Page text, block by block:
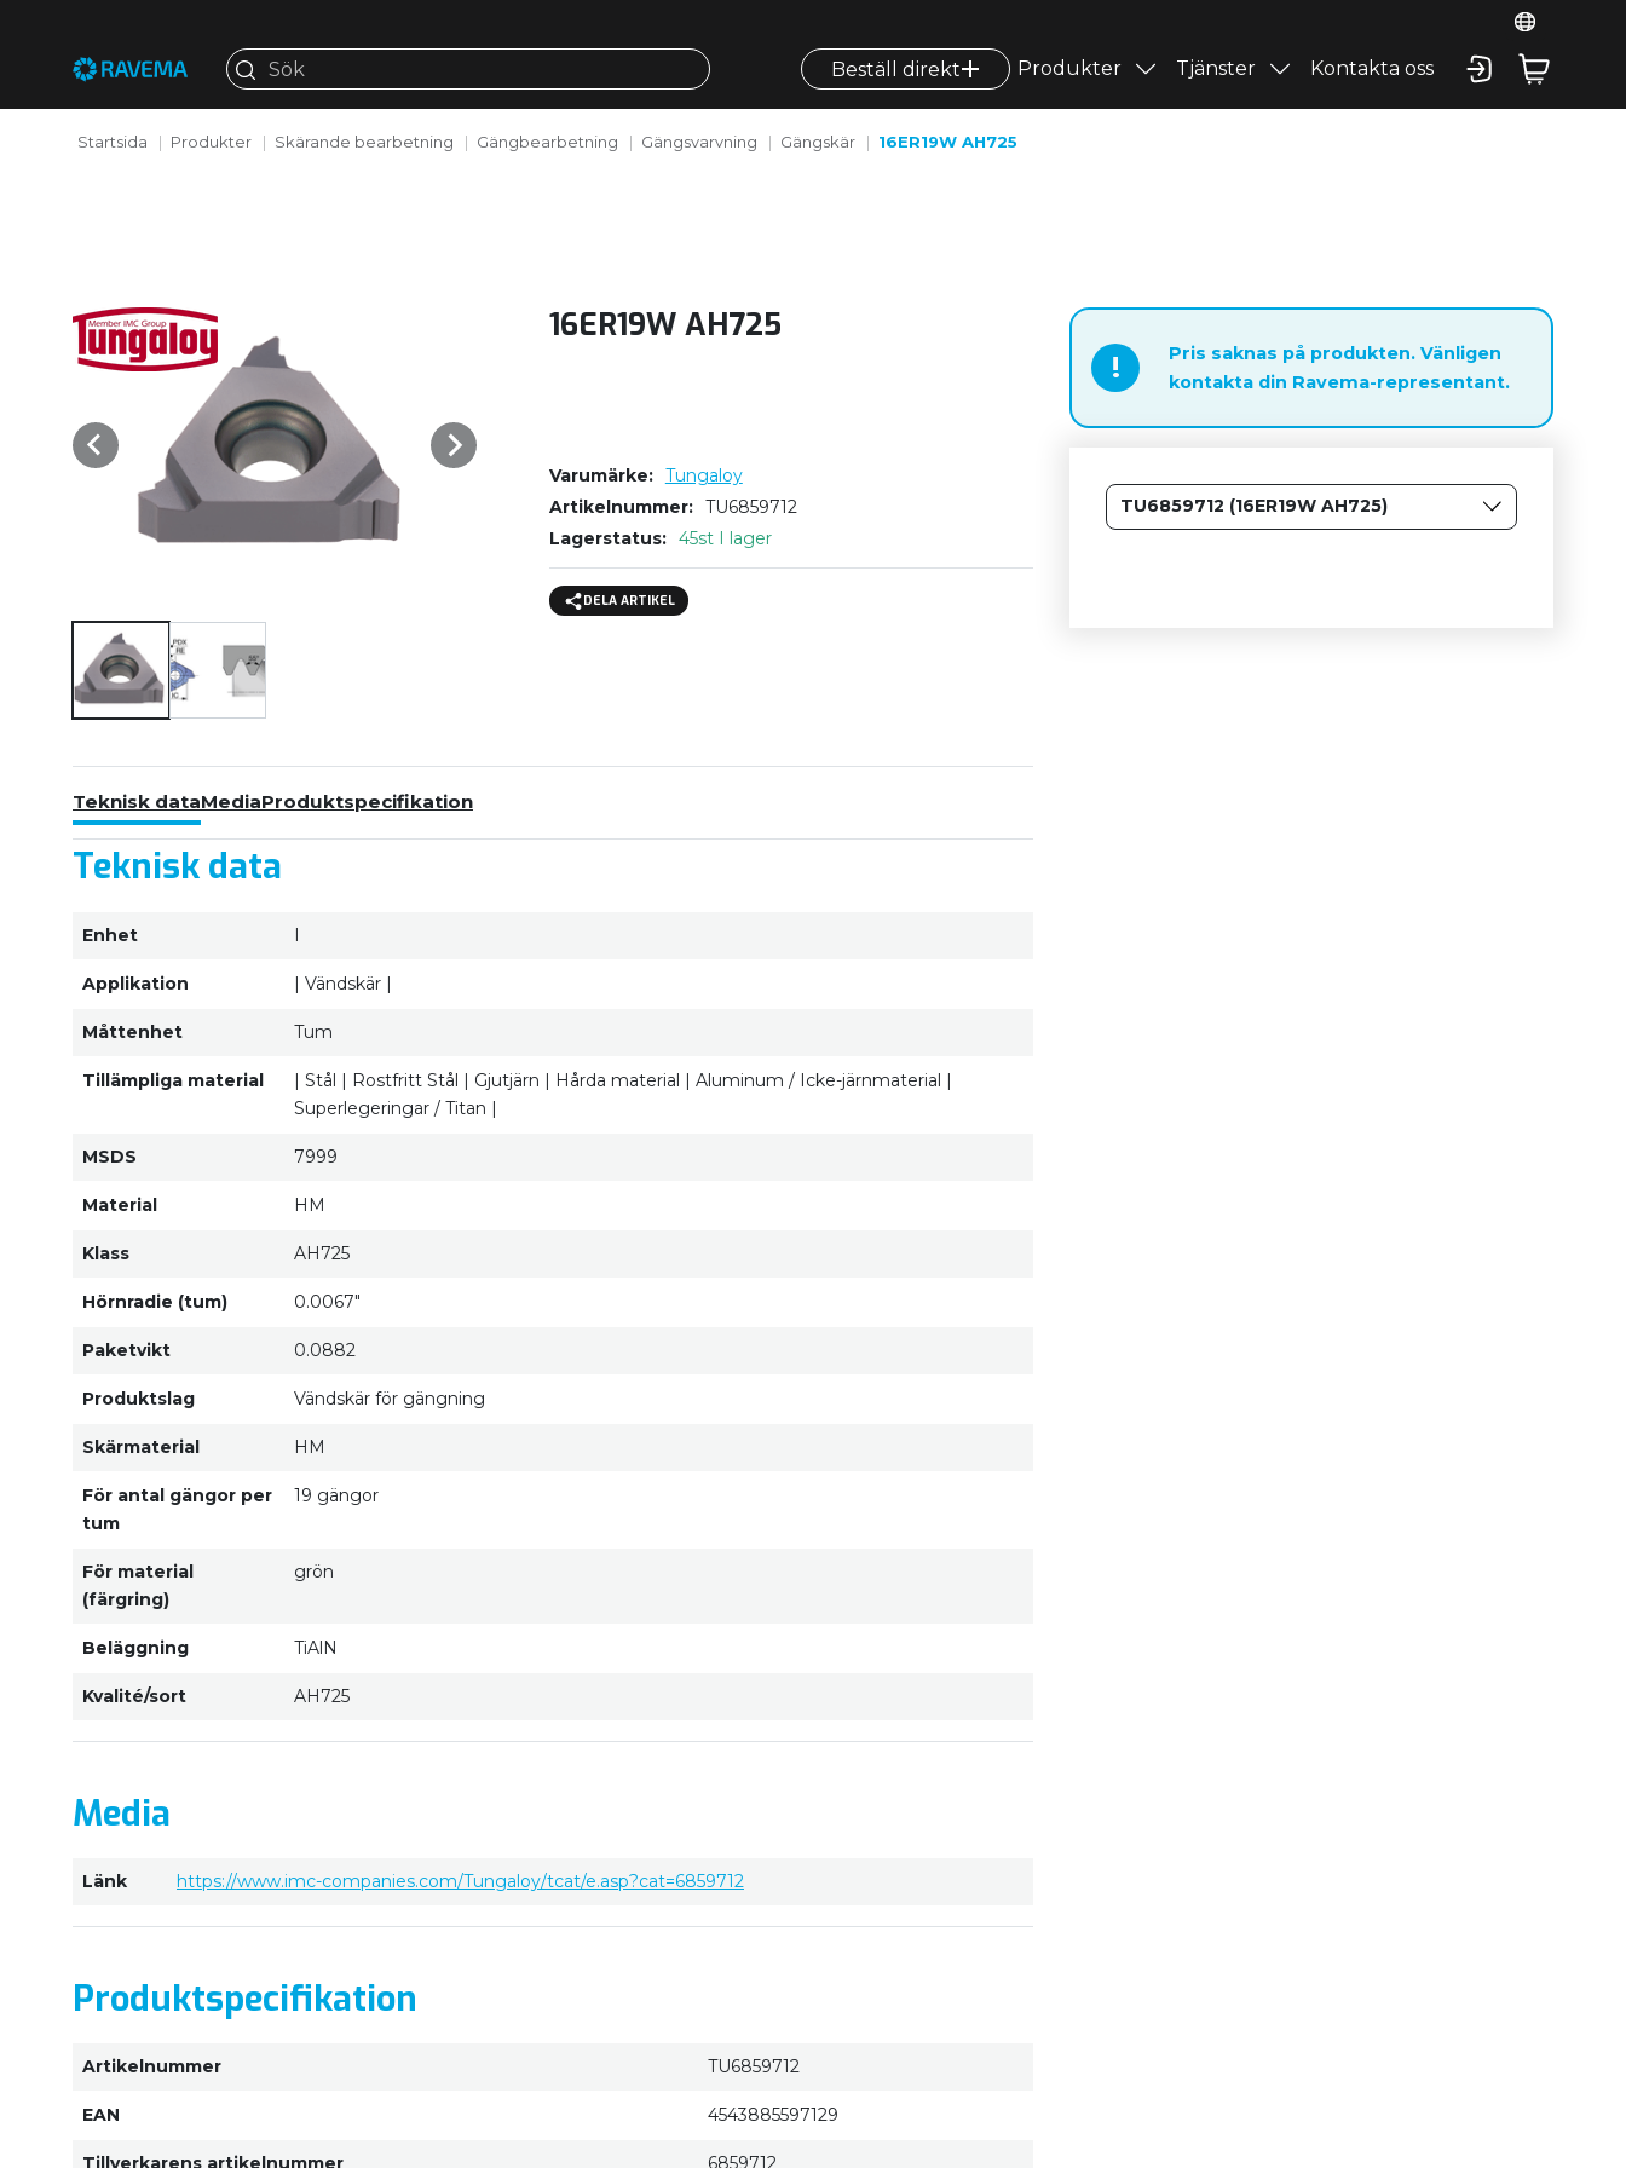
Beställ direkt Produkter Tjänster Kontakta oss
Startsida Produkter Skärande bearbetning Gängbearbetning Gängsvarvning Gängskär 16ER19W AH725
16ER19W AH725
!
Pris saknas på produkten. Vänligen
kontakta din Ravema-representant.
TU6859712 (16ER19W AH725)
Varumärke
Tungaloy
Artikelnummer
TU6859712
Lagerstatus
45st I lager
DELA ARTIKEL
Teknisk dataMediaProduktspecifikation
Teknisk data
Enhet I
Applikation | Vändskär |
Måttenhet Tum
Tillämpliga material
| Stål | Rostfritt Stål | Gjutjärn | Hårda material | Aluminum / Icke-järnmaterial |
Superlegeringar / Titan |
MSDS 7999
Material HM
Klass AH725
Hörnradie (tum) 0.0067"
Paketvikt 0.0882
Produktslag Vändskär för gängning
Skärmaterial HM
För antal gängor per
tum
19 gängor
För material
(färgring)
grön
Beläggning TiAlN
Kvalité/sort AH725
Media
Länk https://www.imc-companies.com/Tungaloy/tcat/e.asp?cat=6859712
Produktspecifikation
Artikelnummer TU6859712
EAN 4543885597129
Tillverkarens artikelnummer 6859712